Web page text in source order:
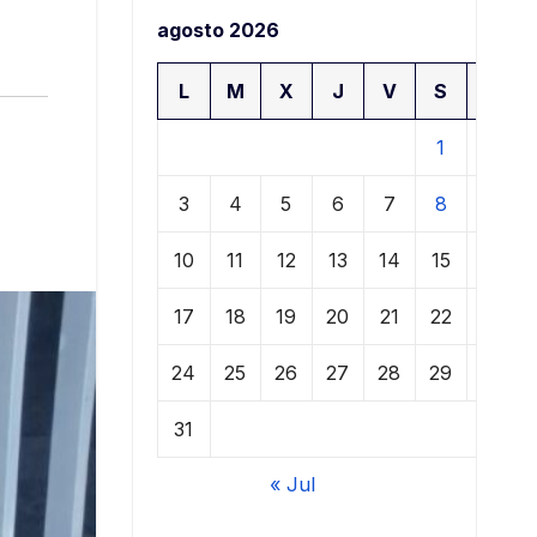
agosto 2026
L M X J V S
1
3 4 5 6 7 8
10 11 12 13 14 15
17 18 19 20 21 22
24 25 26 27 28 29
31
« Jul